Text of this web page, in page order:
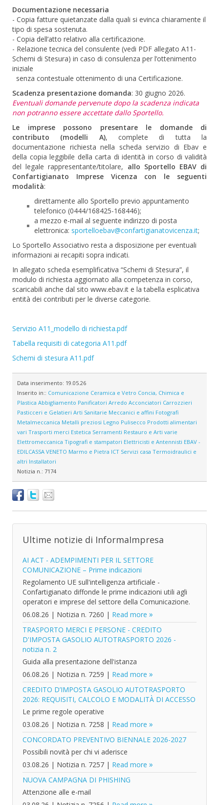
Documentazione necessaria
- Copia fatture quietanzate dalla quali si evinca chiaramente il
tipo di spesa sostenuta.
- Copia dell’atto relativo alla certificazione.
- Relazione tecnica del consulente (vedi PDF allegato A11-
Schemi di Stesura) in caso di consulenza per l’ottenimento
iniziale
senza contestuale ottenimento di una Certificazione.
Scadenza presentazione domanda: 30 giugno 2026.
Eventuali domande pervenute dopo la scadenza indicata
non potranno essere accettate dallo Sportello.
Le imprese possono presentare le domande di
contributo (modelli A), complete di tutta la
documentazione richiesta nella scheda servizio di Ebav e
della copia leggibile della carta di identità in corso di validità
del legale rappresentante/titolare, allo Sportello EBAV di
Confartigianato Imprese Vicenza con le seguenti
modalità:
direttamente allo Sportello previo appuntamento
telefonico (0444/168425-168446);
a mezzo e-mail al seguente indirizzo di posta
elettronica: sportelloebav@confartigianatovicenza.it;
Lo Sportello Associativo resta a disposizione per eventuali
informazioni ai recapiti sopra indicati.
In allegato scheda esemplificativa “Schemi di Stesura”, il
modulo di richiesta aggiornato alla competenza in corso,
scaricabili anche dal sito www.ebav.it e la tabella esplicativa
entità dei contributi per le diverse categorie.
Servizio A11_modello di richiesta.pdf
Tabella requisiti di categoria A11.pdf
Schemi di stesura A11.pdf
Data inserimento: 19.05.26
Inserito in:: Comunicazione Ceramica e Vetro Concia, Chimica e
Plastica Abbigliamento Panificatori Arredo Acconciatori Carrozzieri
Pasticceri e Gelatieri Arti Sanitarie Meccanici e affini Fotografi
Metalmeccanica Metalli preziosi Legno Pulisecco Prodotti alimentari
vari Trasporti merci Estetica Serramenti Restauro e Arti varie
Elettromeccanica Tipografi e stampatori Elettricisti e Antennisti EBAV -
EDILCASSA VENETO Marmo e Pietra ICT Servizi casa Termoidraulici e
altri Installatori
Notizia n.: 7174
Ultime notizie di InformaImpresa
AI ACT - ADEMPIMENTI PER IL SETTORE
COMUNICAZIONE – Prime indicazioni
Regolamento UE sull'intelligenza artificiale -
Confartigianato diffonde le prime indicazioni utili agli
operatori e imprese del settore della Comunicazione.
06.08.26 | Notizia n. 7260 | Read more
TRASPORTO MERCI E PERSONE - CREDITO
D'IMPOSTA GASOLIO AUTOTRASPORTO 2026 -
notizia n. 2
Guida alla presentazione dell'istanza
06.08.26 | Notizia n. 7259 | Read more
CREDITO D’IMPOSTA GASOLIO AUTOTRASPORTO
2026: REQUISITI, CALCOLO E MODALITÀ DI ACCESSO
Le prime regole operative
03.08.26 | Notizia n. 7258 | Read more
CONCORDATO PREVENTIVO BIENNALE 2026-2027
Possibili novità per chi vi aderisce
03.08.26 | Notizia n. 7257 | Read more
NUOVA CAMPAGNA DI PHISHING
Attenzione alle e-mail